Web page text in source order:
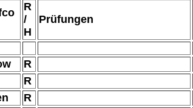
R
/
H
Prüfungen
R
R
R